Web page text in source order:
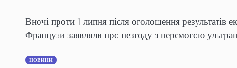
Вночі проти 1 липня після оголошення результатів
Французи заявляли про незгоду з перемогою
НОВИНИ